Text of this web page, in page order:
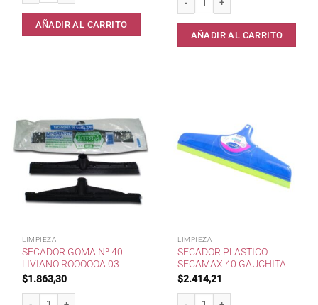
AÑADIR AL CARRITO
AÑADIR AL CARRITO
LIMPIEZA
SECADOR GOMA Nº 40
LIVIANO ROOOOOA 03
$1.863,30
Secador goma nº 40 liviano RoooooA 03 cantidad
LIMPIEZA
SECADOR PLASTICO
SECAMAX 40 GAUCHITA
$2.414,21
Secador Plastico Secamax 40